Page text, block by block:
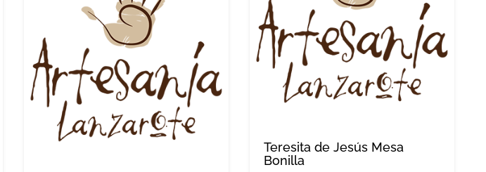
Teresita de Jesús Mesa
Bonilla